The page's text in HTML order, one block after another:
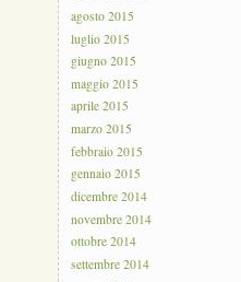
agosto 2015
luglio 2015
giugno 2015
maggio 2015
aprile 2015
marzo 2015
febbraio 2015
gennaio 2015
dicembre 2014
novembre 2014
ottobre 2014
settembre 2014